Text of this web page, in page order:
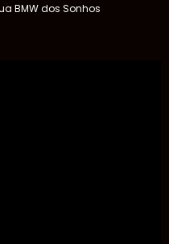
BMW dos Sonhos